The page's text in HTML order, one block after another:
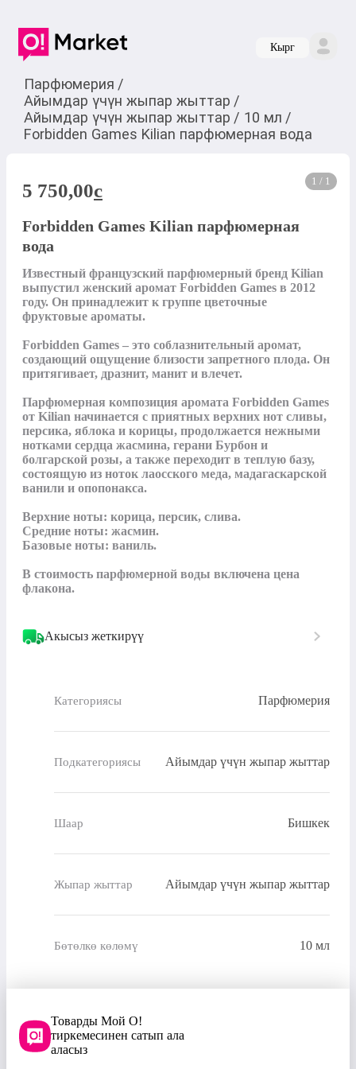
Кырг
Парфюмерия /
Айымдар үчүн жыпар жыттар /
Айымдар үчүн жыпар жыттар / 10 мл /
Forbidden Games Kilian парфюмерная вода
1 / 1
5 750,00c
Forbidden Games Kilian парфюмерная
вода
Известный французский парфюмерный бренд Kilian
выпустил женский аромат Forbidden Games в 2012
году. Он принадлежит к группе цветочные
фруктовые ароматы.
Forbidden Games – это соблазнительный аромат,
создающий ощущение близости запретного плода. Он
притягивает, дразнит, манит и влечет.
Парфюмерная композиция аромата Forbidden Games
от Kilian начинается с приятных верхних нот сливы,
персика, яблока и корицы, продолжается нежными
нотками сердца жасмина, герани Бурбон и
болгарской розы, а также переходит в теплую базу,
состоящую из ноток лаосского меда, мадагаскарской
ванили и опопонакса.
Верхние ноты: корица, персик, слива.
Средние ноты: жасмин.
Базовые ноты: ваниль.
В стоимость парфюмерной воды включена цена
флакона.
Акысыз жеткирүү
Категориясы Парфюмерия
Подкатегориясы Айымдар үчүн жыпар жыттар
Шаар Бишкек
Жыпар жыттар Айымдар үчүн жыпар жыттар
Бөтөлкө көлөмү 10 мл
Товарды Мой О!
тиркемесинен сатып ала
аласыз